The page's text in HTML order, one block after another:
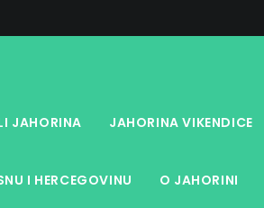
JAHORINA JAHORINA VIKENDICE
I HERCEGOVINU O JAHORINI